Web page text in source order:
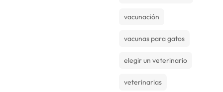
vacunación
vacunas para gatos
elegir un veterinario
veterinarias